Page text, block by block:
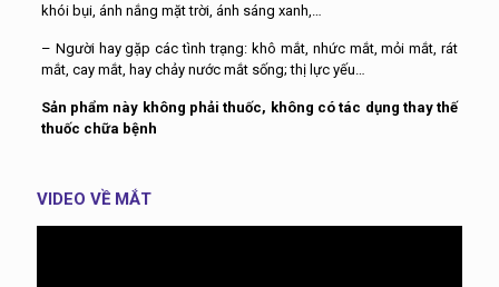
khói bụi, ánh nắng mặt trời, ánh sáng xanh,…
– Người hay gặp các tình trạng: khô mắt, nhức mắt, mỏi mắt, rát
mắt, cay mắt, hay chảy nước mắt sống; thị lực yếu…
Sản phẩm này không phải thuốc, không có tác dụng thay thế
thuốc chữa bệnh
VIDEO VỀ MẮT